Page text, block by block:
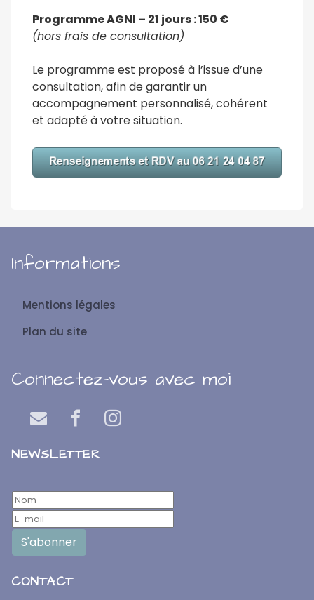
amélioration de mon
quotidien que ce soit
physiologique. »
Programme AGNI – 21 jours : 150 €
(hors frais de consultation)
Le programme est proposé à l’issue d’une
consultation, afin de garantir un
accompagnement personnalisé, cohérent
et adapté à votre situation.
Informations
Mentions légales
Plan du site
Connectez-vous avec moi
NEWSLETTER
CONTACT